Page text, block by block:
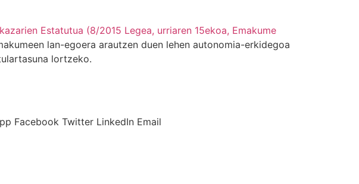
Estatutua (8/2015 Legea, urriaren 15ekoa, Emakume
lan-egoera arautzen duen lehen autonomia-erkidegoa
lortzeko.
Facebook Twitter LinkedIn Email